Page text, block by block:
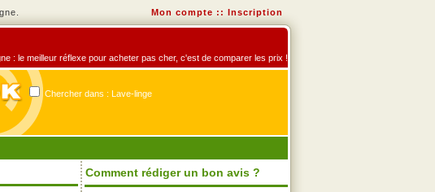
Mon compte :: Inscription
: le meilleur réflexe pour acheter pas cher, c'est de comparer les prix !
Chercher dans : Lave-linge
Comment rédiger un bon avis ?